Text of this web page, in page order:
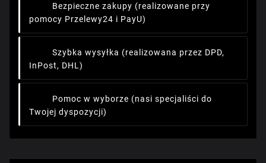
Bezpieczne zakupy (realizowane przy
pomocy Przelewy24 i PayU)
Szybka wysyłka (realizowana przez DPD,
InPost, DHL)
Pomoc w wyborze (nasi specjaliści do
Twojej dyspozycji)